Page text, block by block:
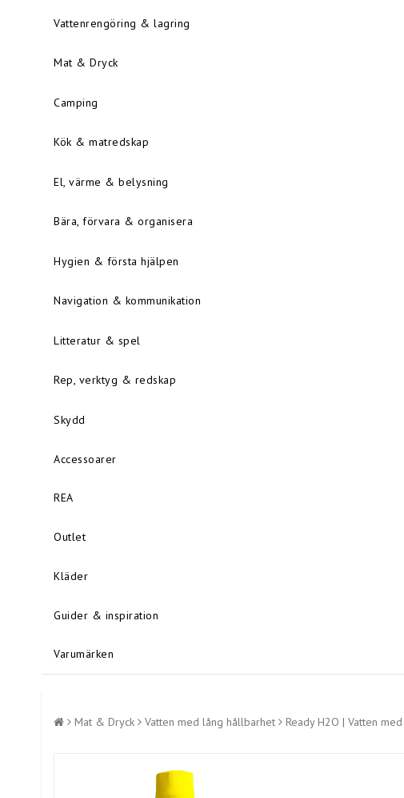
Vattenrengöring & lagring
Mat & Dryck
Camping
Kök & matredskap
El, värme & belysning
Bära, förvara & organisera
Hygien & första hjälpen
Navigation & kommunikation
Litteratur & spel
Rep, verktyg & redskap
Skydd
Accessoarer
REA
Outlet
Kläder
Guider & inspiration
Varumärken
Mat & Dryck Vatten med lång hållbarhet Ready H2O | Vatten